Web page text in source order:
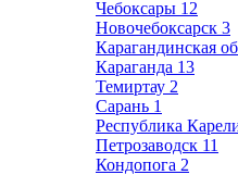
Чебоксары 12
Новочебоксарск 3
Карагандинская
Караганда 13
Темиртау 2
Сарань 1
Республика
Петрозаводск 11
Кондопога 2